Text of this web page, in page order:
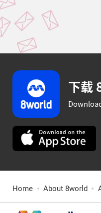
下载
Home About 8world